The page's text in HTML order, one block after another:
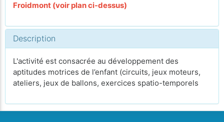
Froidmont (voir plan ci-dessus)
Description
L'activité est consacrée au développement des
aptitudes motrices de l’enfant (circuits, jeux moteurs,
ateliers, jeux de ballons, exercices spatio-temporels